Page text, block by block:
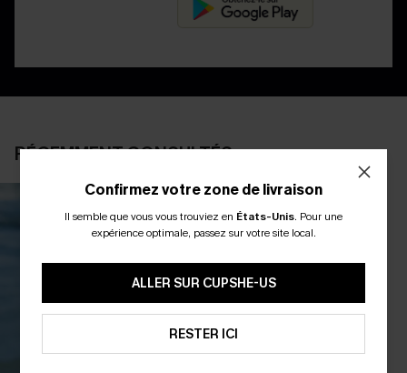
RÉCEMMENT CONSULTÉS
Confirmez votre zone de livraison
Il semble que vous vous trouviez en États-Unis. Pour une
expérience optimale, passez sur votre site local.
ALLER SUR CUPSHE-US
RESTER ICI